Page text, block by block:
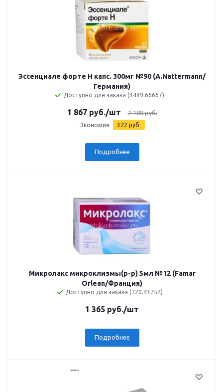
Эссенциале форте Н капс. 300мг №90 (A.Nattermann/
Германия)
Доступно для заказа (3439.66667)
1 867руб./шт 2 189руб.
Экономия 322 руб.
Подробнее
Микролакс микроклизмы(р-р) 5мл №12 (Famar
Orlean/Франция)
Доступно для заказа (720.43754)
1 365 руб./шт
Подробнее